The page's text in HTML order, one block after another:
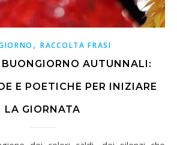
,RACCOLTA FRASI
AUTUNNALI:
E POETICHE PER INIZIARE
LA GIORNATA